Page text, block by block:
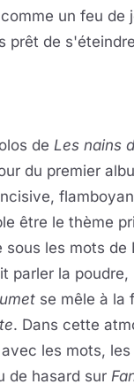
un feu de
prêt de
de Les nains
du premier
être le thème
sous les mots de
parler la
se mêle à la
. Dans cette
les mots,
de hasard sur